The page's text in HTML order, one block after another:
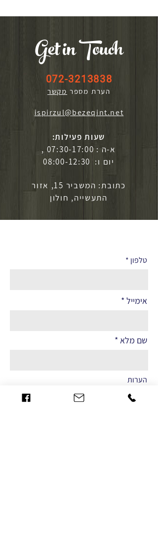
Get in Touch
072-3213838
הערת מספר מקשר
ispirzul@bezeqint.net
שעות פעילות:
א-ה : 07:30-17:00 ,
יום ו: 08:00-12:30
כתובת: המשביר 15, אזור
התעשייה, חולון
טלפון
אימייל
שם מלא
הערות